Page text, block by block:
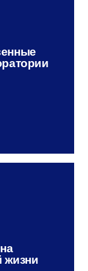
жизни